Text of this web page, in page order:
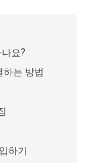
요?
하는 방법
하기